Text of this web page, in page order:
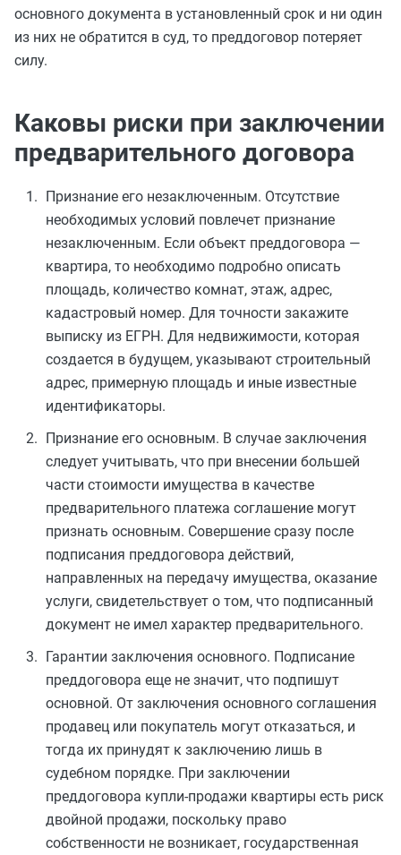
основного документа в установленный срок и ни один
из них не обратится в суд, то преддоговор потеряет
силу.
Каковы риски при заключении
предварительного договора
Признание его незаключенным. Отсутствие
необходимых условий повлечет признание
незаключенным. Если объект преддоговора —
квартира, то необходимо подробно описать
площадь, количество комнат, этаж, адрес,
кадастровый номер. Для точности закажите
выписку из ЕГРН. Для недвижимости, которая
создается в будущем, указывают строительный
адрес, примерную площадь и иные известные
идентификаторы.
Признание его основным. В случае заключения
следует учитывать, что при внесении большей
части стоимости имущества в качестве
предварительного платежа соглашение могут
признать основным. Совершение сразу после
подписания преддоговора действий,
направленных на передачу имущества, оказание
услуги, свидетельствует о том, что подписанный
документ не имел характер предварительного.
Гарантии заключения основного. Подписание
преддоговора еще не значит, что подпишут
основной. От заключения основного соглашения
продавец или покупатель могут отказаться, и
тогда их принудят к заключению лишь в
судебном порядке. При заключении
преддоговора купли-продажи квартиры есть риск
двойной продажи, поскольку право
собственности не возникает, государственная